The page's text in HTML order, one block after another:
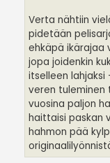
Verta nähtiin
pidetään
ehkäpä ikärajaa
jopa joidenkin
itselleen
veren tuleminen
vuosina paljon
haittaisi paskan
hahmon pää